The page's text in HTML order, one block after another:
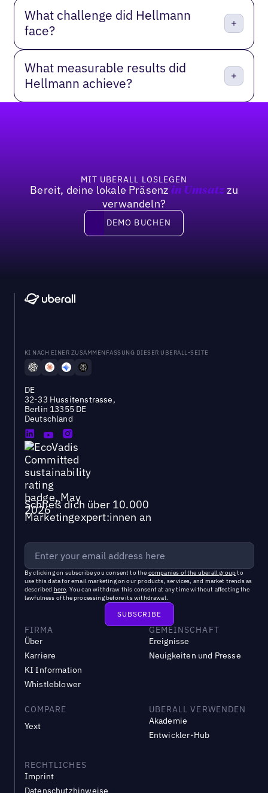
What challenge did Hellmann
face?
What measurable results did
Hellmann achieve?
MIT UBERALL LOSLEGEN
Bereit, deine lokale Präsenz in Umsatzzu
verwandeln?
DEMO BUCHEN
DEMO BUCHEN
KI NACH EINER ZUSAMMENFASSUNG DIESER UBERALL-SEITE
DE
32-33 Hussitenstrasse,
Berlin 13355 DE
Deutschland
Schließ dich über 10.000
Marketingexpert:innen an
By clicking on subscribe you consent to the companies of the uberall groupto
use this data for email marketing on our products, services, and market trends as
described here. You can withdraw this consent at any time without affecting the
lawfulness of the processing before its withdrawal.
FIRMA
Über
Karriere
KI Information
Whistleblower
GEMEINSCHAFT
Ereignisse
Neuigkeiten und Presse
COMPARE
Yext
UBERALL VERWENDEN
Akademie
Entwickler-Hub
RECHTLICHES
Imprint
Datenschutzhinweise